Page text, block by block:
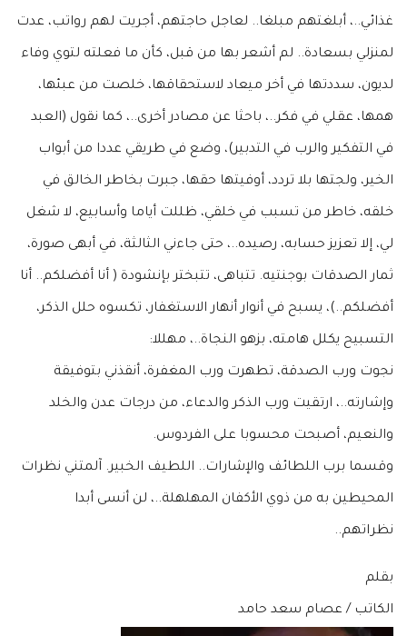
غذائي..، أبلغتهم مبلغا.. لعاجل حاجتهم، أجريت لهم رواتب، عدت
لمنزلي بسعادة.. لم أشعر بها من قبل، كأن ما فعلته لتوي وفاء
لديون، سددتها في أخر ميعاد لاستحقاقها، خلصت من عبئها،
همها، عقلي في فكر..، باحثا عن مصادر أخرى..، كما نقول (العبد
في التفكير والرب في التدبير)، وضع في طريقي عددا من أبواب
الخير، ولجتها بلا تردد، أوفيتها حقها، جبرت بخاطر الخالق في
خلقه، خاطر من تسبب في خلقي، ظللت أياما وأسابيع، لا شغل
لي، إلا تعزيز حسابه، رصيده..، حتى جاءني الثالثة، في أبهى صورة،
ثمار الصدقات بوجنتيه. تتباهى، تتبختر بإنشودة ( أنا أفضلكم.. أنا
أفضلكم..)، يسبح في أنوار أنهار الاستغفار، تكسوه حلل الذكر،
التسبيح يكلل هامته، بزهو النجاة..، مهللا:
نجوت ورب الصدقة، تطهرت ورب المغفرة، أنقذني بتوفيقة
وإشارته..، ارتقيت ورب الذكر والدعاء، من درجات عدن والخلد
والنعيم، أصبحت محسوبا على الفردوس.
وقسما برب اللطائف والإشارات.. اللطيف الخبير. آلمتني نظرات
المحيطين به من ذوي الأكفان المهلهلة..، لن أنسى أبدا
نظراتهم..
بقلم
الكاتب / عصام سعد حامد